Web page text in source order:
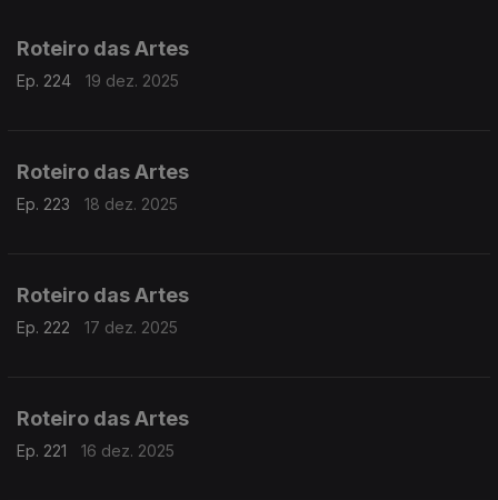
Roteiro das Artes
Ep. 224 19 dez. 2025
Roteiro das Artes
Ep. 223 18 dez. 2025
Roteiro das Artes
Ep. 222 17 dez. 2025
Roteiro das Artes
Ep. 221 16 dez. 2025